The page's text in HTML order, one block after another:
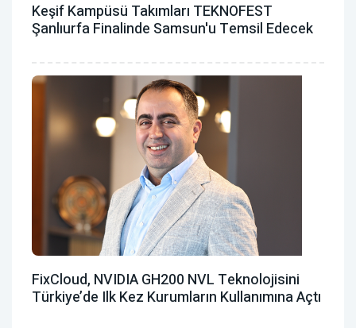
Keşif Kampüsü Takımları TEKNOFEST
Şanlıurfa Finalinde Samsun'u Temsil Edecek
FixCloud, NVIDIA GH200 NVL Teknolojisini
Türkiye’de Ilk Kez Kurumların Kullanımına Açtı